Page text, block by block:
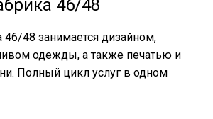
46/48
48 занимается дизайном,
одежды, а также печатью и
Полный цикл услуг в одном